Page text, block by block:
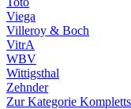
Viega
Villeroy & Boch
VitrA
WBV
Wittigsthal
Zehnder
Zur Kategorie